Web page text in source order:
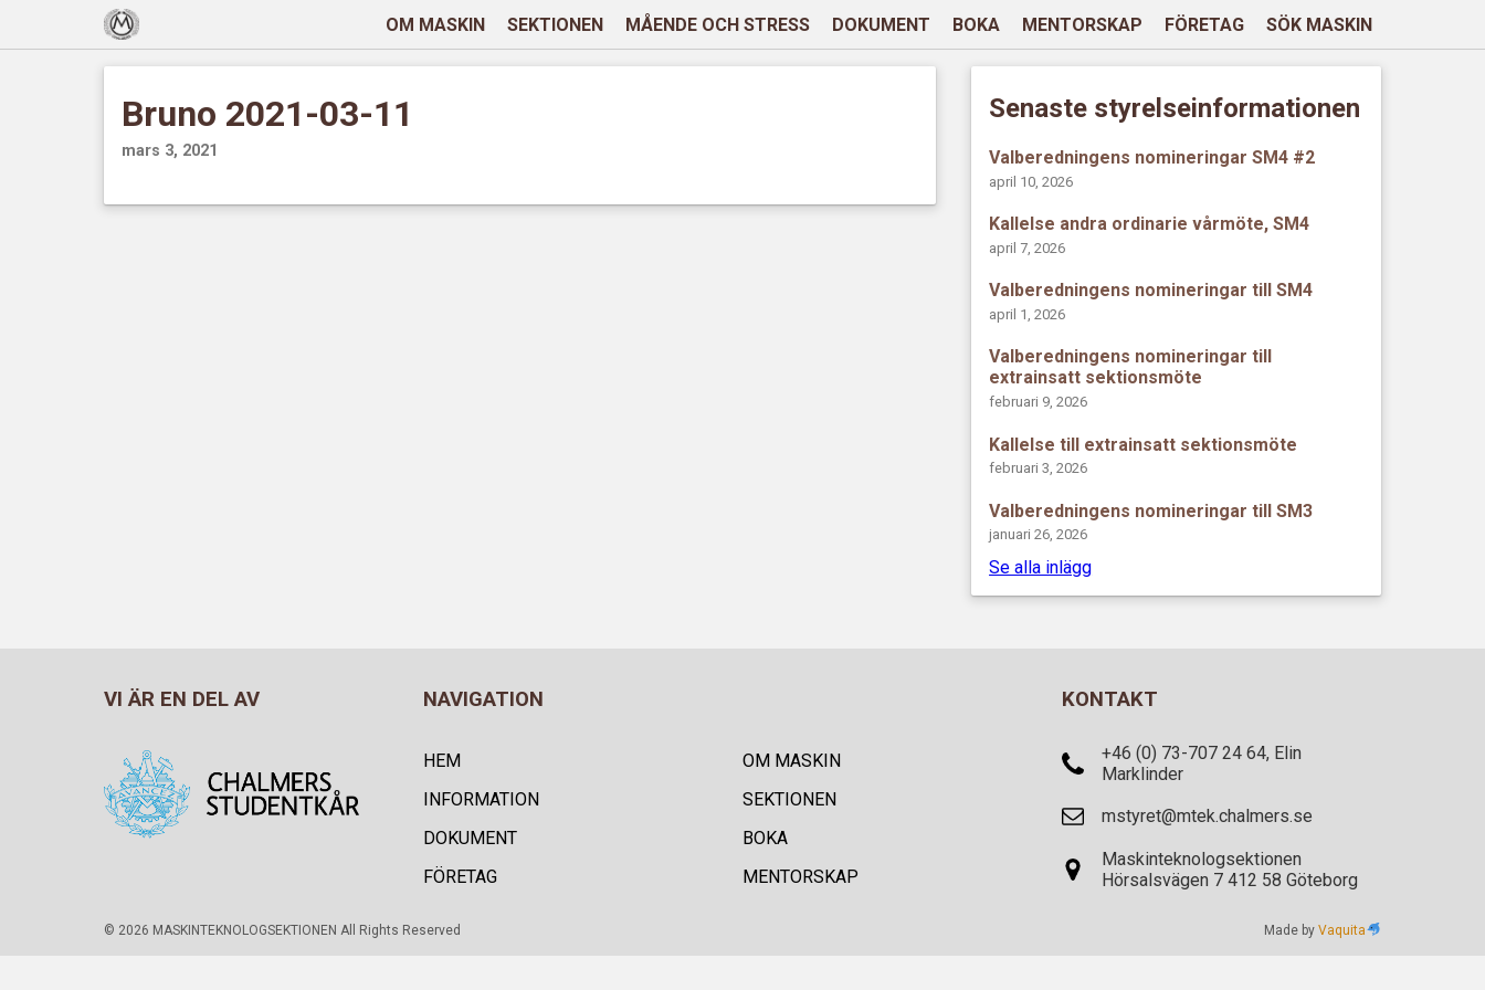
OM MASKIN SEKTIONEN MÅENDE OCH STRESS DOKUMENT BOKA MENTORSKAP FÖRETAG SÖK MASKIN
Bruno 2021-03-11
mars 3, 2021
Senaste styrelseinformationen
Valberedningens nomineringar SM4 #2
april 10, 2026
Kallelse andra ordinarie vårmöte, SM4
april 7, 2026
Valberedningens nomineringar till SM4
april 1, 2026
Valberedningens nomineringar till
extrainsatt sektionsmöte
februari 9, 2026
Kallelse till extrainsatt sektionsmöte
februari 3, 2026
Valberedningens nomineringar till SM3
januari 26, 2026
Se alla inlägg
VI ÄR EN DEL AV NAVIGATION
HEM
OM MASKIN
INFORMATION
SEKTIONEN
DOKUMENT
BOKA
FÖRETAG
MENTORSKAP
KONTAKT
+46 (0) 73-707 24 64, Elin
Marklinder
mstyret@mtek.chalmers.se
Maskinteknologsektionen
Hörsalsvägen 7 412 58 Göteborg
© 2026 MASKINTEKNOLOGSEKTIONEN All Rights Reserved Made byVaquita